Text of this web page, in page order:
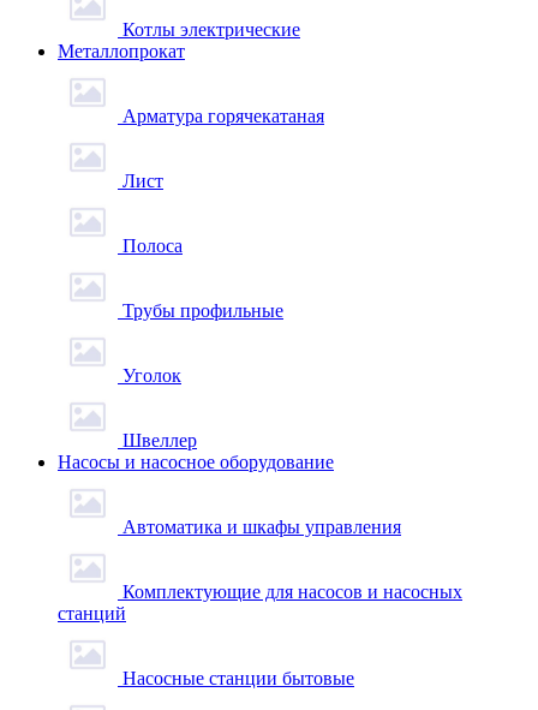
Котлы электрические
Металлопрокат
Арматура горячекатаная
Лист
Полоса
Трубы профильные
Уголок
Швеллер
Насосы и насосное оборудование
Автоматика и шкафы управления
Комплектующие для насосов и насосных
станций
Насосные станции бытовые